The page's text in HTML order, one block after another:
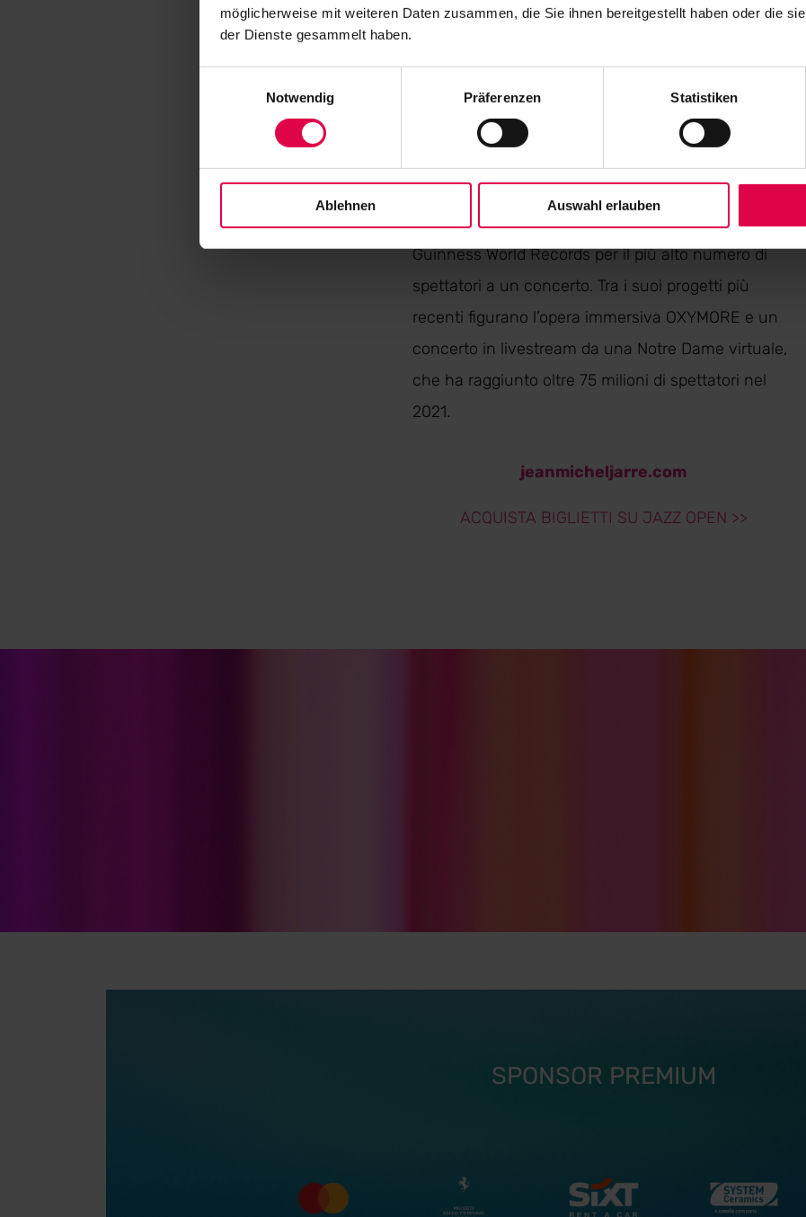
möglicherweise mit weiteren Daten zusammen, die Sie ihnen bereitgestellt haben oder die
der Dienste gesammelt haben.
Notwendig
Präferenzen Statistiken
Ablehnen Auswahl erlauben
attivista ambientale, premiato della Stephen
Con 22 album in studio, ha venduto oltre 85 milioni
di dischi nel mondo e ricevuto numerosi premi.
iconici del pianeta, tra cui le Grandi Piramidi, la Città
Proibita e la Torre Eiffel, e ha stabilito diversi
Guinness World Records per il più alto numero di
spettatori a un concerto. Tra i suoi progetti più
recenti figurano l’opera immersiva OXYMORE e un
concerto in livestream da una Notre Dame virtuale,
che ha raggiunto oltre 75 milioni di spettatori nel
2021.
jeanmicheljarre.com
ACQUISTA BIGLIETTI SU JAZZ OPEN >>
SPONSOR PREMIUM